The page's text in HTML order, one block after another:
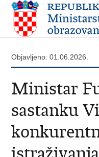
Objavljeno: 01.06.2026.
Ministar
sastanku